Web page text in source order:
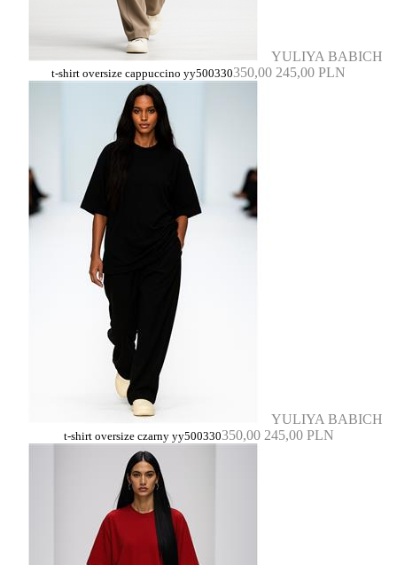
YULIYA BABICH
t-shirt oversize cappuccino yy500330350,00 245,00 PLN
YULIYA BABICH
t-shirt oversize czarny yy500330350,00 245,00 PLN